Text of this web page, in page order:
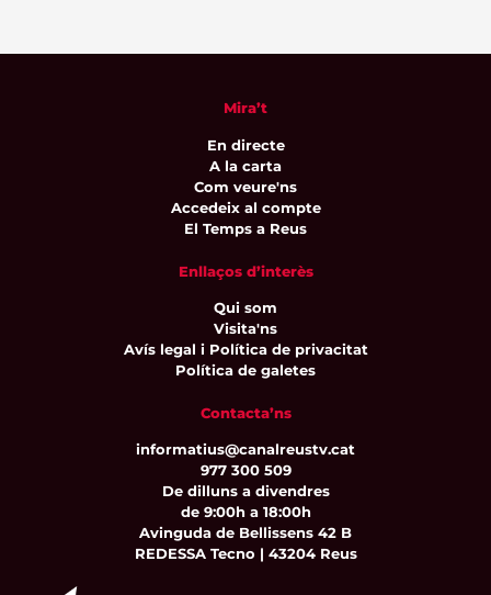
Mira’t
En directe
A la carta
Com veure'ns
Accedeix al compte
El Temps a Reus
Enllaços d’interès
Qui som
Visita'ns
Avís legal i Política de privacitat
Política de galetes
Contacta’ns
informatius@canalreustv.cat
977 300 509
De dilluns a divendres
de 9:00h a 18:00h
Avinguda de Bellissens 42 B
REDESSA Tecno | 43204 Reus